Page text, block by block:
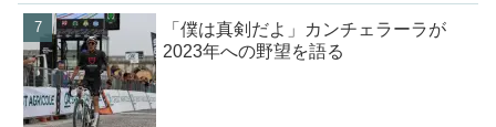
「僕は真剣だよ」カンチェラーラが
2023年への野望を語る